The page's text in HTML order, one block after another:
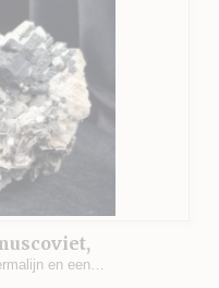
spessartien
en een…